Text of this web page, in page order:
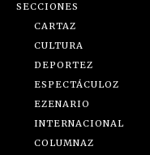
SECCIONES
CARTAZ
CULTURA
DEPORTEZ
ESPECTÁCULOZ
EZENARIO
INTERNACIONAL
COLUMNAZ